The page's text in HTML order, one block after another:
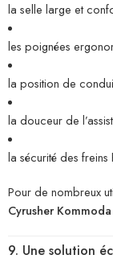
la selle large et
les poignées
la position de
la douceur de
la sécurité des freins
Pour de nombreux
Cyrusher
9. Une solution